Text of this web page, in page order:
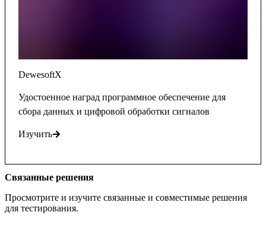
DewesoftX
Удостоенное наград программное обеспечение для
сбора данных и цифровой обработки сигналов
Изучить
Связанные решения
Просмотрите и изучите связанные и совместимые решения
для тестирования.